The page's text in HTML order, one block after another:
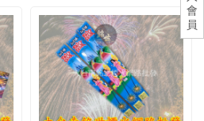
會
員
分)